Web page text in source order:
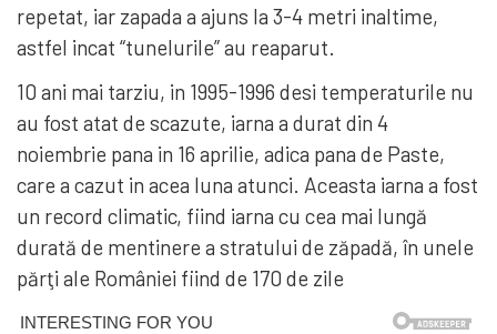
repetat, iar zapada a ajuns la 3-4 metri inaltime,
astfel incat “tunelurile” au reaparut.
10 ani mai tarziu, in 1995-1996 desi temperaturile nu
au fost atat de scazute, iarna a durat din 4
noiembrie pana in 16 aprilie, adica pana de Paste,
care a cazut in acea luna atunci. Aceasta iarna a fost
un record climatic, fiind iarna cu cea mai lungă
durată de mentinere a stratului de zăpadă, în unele
părţi ale României fiind de 170 de zile